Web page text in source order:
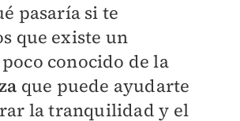
pasaría si te
que existe un
conocido de la
que puede ayudarte
la tranquilidad y el